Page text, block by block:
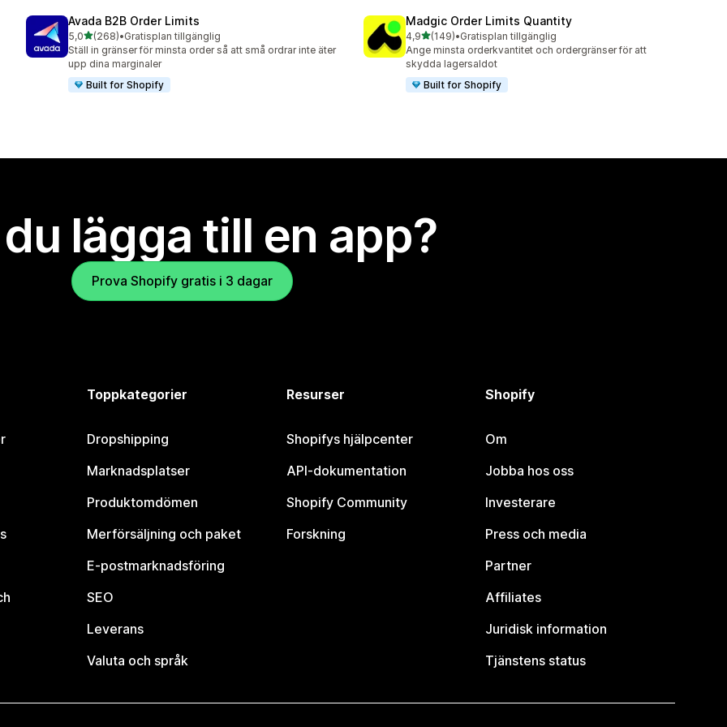
Avada B2B Order Limits
5,0av 5 stjärnor
(268)
268 recensioner totalt
•Gratisplan tillgänglig
Ställ in gränser för minsta order så att små ordrar inte äter
upp dina marginaler
Built for Shopify
Madgic Order Limits Quantity
4,9av 5 stjärnor
(149)
149 recensioner totalt
•Gratisplan tillgänglig
Ange minsta orderkvantitet och ordergränser för att
skydda lagersaldot
Built for Shopify
lägga till en app?
Prova Shopify gratis i 3 dagar
Toppkategorier
Dropshipping
Marknadsplatser
Produktomdömen
Merförsäljning och paket
E-postmarknadsföring
SEO
Leverans
Valuta och språk
Resurser
Shopifys hjälpcenter
API-dokumentation
Shopify Community
Forskning
Shopify
Om
Jobba hos oss
Investerare
Press och media
Partner
Affiliates
Juridisk information
Tjänstens status